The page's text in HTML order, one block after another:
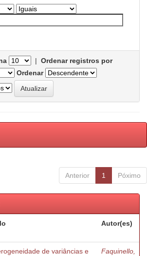
| Ordenar registros por
Ordenar
Anterior 1 Póximo
Autor(es)
de variâncias e
Faquinello,